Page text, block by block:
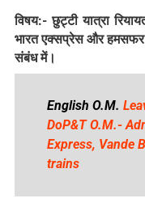
विषय:- छुट्टी यात्रा
भारत एक्सप्रेस और हमसफर
संबंध में।
English O.M.
DoP&T O.M.-
Express, Vande
trains